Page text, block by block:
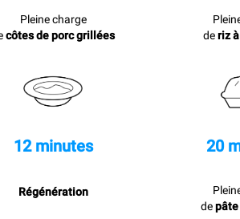
Pleine charge
côtes de porc grillées
deriz
12 minutes
Régénération
20
de